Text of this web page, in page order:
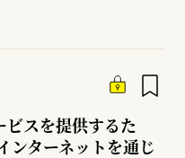
スを提供するた
ンターネットを通じ